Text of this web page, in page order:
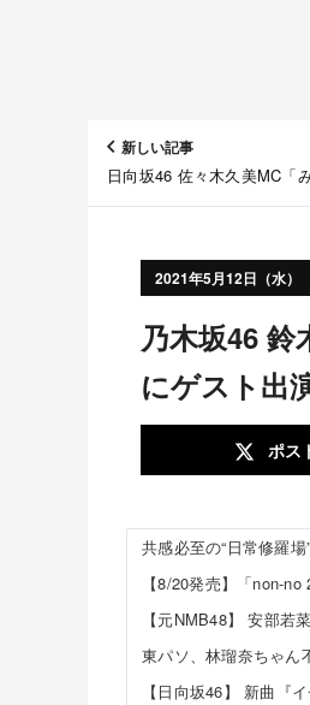
新しい記事
日向坂46 佐々木久美MC「
2021年5月12日（水）
乃木坂46 鈴木絢音が「ワールド極限ミステリー 」
にゲスト出
ポス
共感必至の“日常修羅場
【元NMB48】 安部若
東パソ、林瑠奈ちゃん